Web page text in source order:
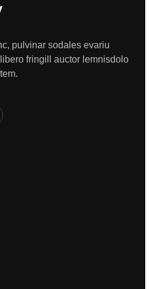
pulvinar sodales evariu
fringill auctor lemnisdolo